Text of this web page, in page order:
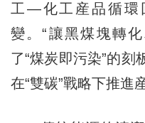
工—化工産品循環
變。“讓黑煤塊轉
了“煤炭即污染”的刻
在“雙碳”戰略下推進